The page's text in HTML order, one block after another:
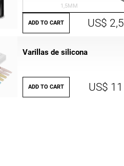
ADD TO CART
1,5MM
MICROBRUSH
APPLICATOR 1,5MM
MICROBRUSH
MICROBRUSH
APLLICATOR 2,5MM
US$ 2,5
Varillas de silicona
ADD TO CART US$ 11